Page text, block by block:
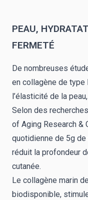
PEAU,
FERMETÉ
De nombreuses
en collagène de
l’élasticité de la
Selon des
of Aging Research &
quotidienne de 5g
réduit la profondeur
cutanée.
Le collagène marin
biodisponible,